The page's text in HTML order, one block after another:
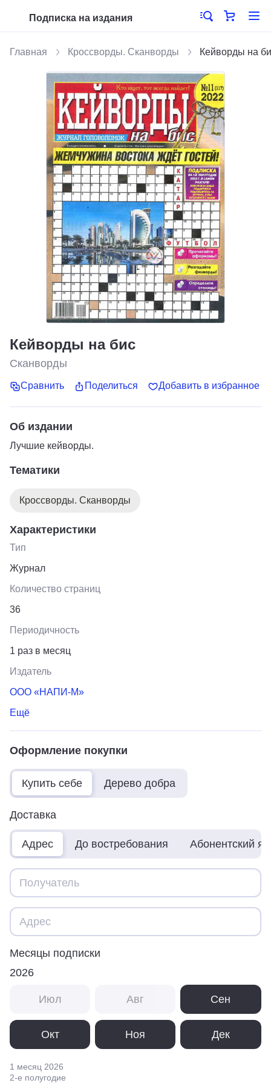
Подписка на издания
Главная Кроссворды. Сканворды Кейворды на
Кейворды на бис
Сканворды
Сравнить Поделиться Добавить в избранное
Об издании
Лучшие кейворды.
Тематики
Кроссворды. Сканворды
Характеристики
Тип
Журнал
Количество страниц
36
Периодичность
1 раз в месяц
Издатель
ООО «НАПИ-М»
Ещё
Оформление покупки
Купить себе Дерево добра
Доставка
Адрес До востребования Абонентский
Месяцы подписки
2026
Июл Авг Сен
Окт Ноя Дек
1 месяц 2026
2-е полугодие